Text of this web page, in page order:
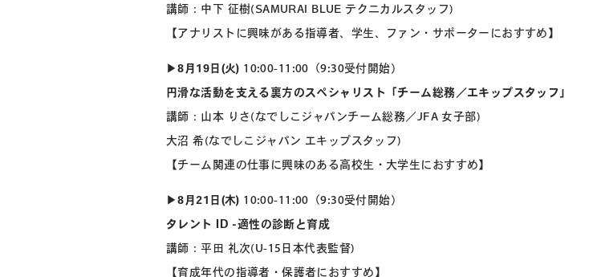
講師：中下 征樹(SAMURAI BLUE テクニカルスタッフ)
【アナリストに興味がある指導者、学生、ファン・サポーターにおすすめ】
▶︎8月19日(火) 10:00-11:00（9:30受付開始）
円滑な活動を支える裏方のスペシャリスト「チーム総務／エキップスタッフ」
講師：山本 りさ(なでしこジャパンチーム総務／JFA 女子部)
大沼 希(なでしこジャパン エキップスタッフ)
【チーム関連の仕事に興味のある高校生・大学生におすすめ】
▶︎8月21日(木) 10:00-11:00（9:30受付開始）
タレント ID -適性の診断と育成
講師：平田 礼次(U-15日本代表監督)
【育成年代の指導者・保護者におすすめ】